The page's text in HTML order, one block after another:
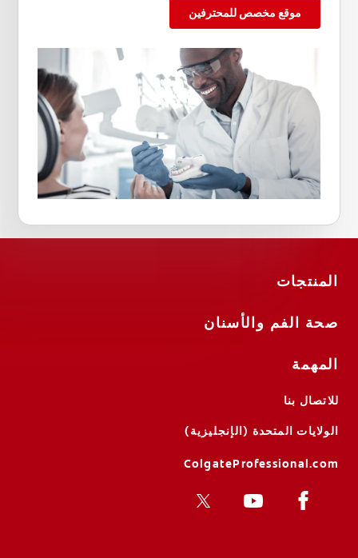
موقع مخصص للمحترفين
المنتجات
صحة الفم والأسنان
المهمة
للاتصال بنا
الولايات المتحدة (الإنجليزية)
ColgateProfessional.com